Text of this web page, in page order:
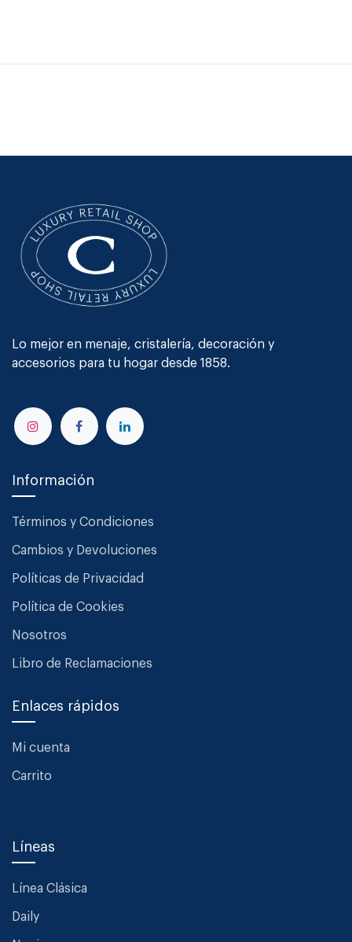
Lo mejor en menaje, cristalería, decoración y
accesorios para tu hogar desde 1858.
Información
Términos y Condiciones
Cambios y Devoluciones
Políticas de Privacidad
Política de Cookies
Nosotros
Libro de Reclamaciones
Enlaces rápidos
Mi cuenta
Carrito
Líneas
Línea Clásica
Daily